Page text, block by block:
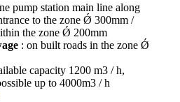
pump station main line along
to the zone Ǿ 300mm /
the zone Ǿ 200mm
: on built roads in the zone Ǿ
capacity 1200 m3 / h,
up to 4000m3 / h